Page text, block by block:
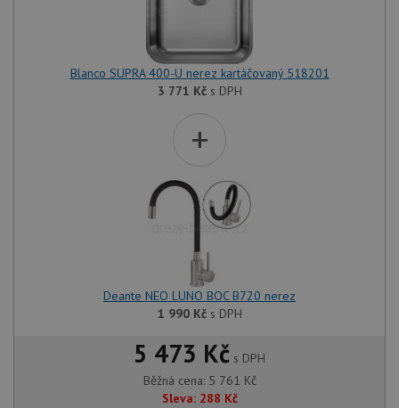
Blanco SUPRA 400-U nerez kartáčovaný 518201
3 771 Kčs DPH
+
Deante NEO LUNO BOC B720 nerez
1 990 Kčs DPH
5 473 Kč s DPH
Běžná cena: 5 761 Kč
Sleva: 288 Kč